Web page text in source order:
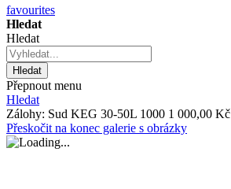
favourites
Hledat
Hledat
Hledat
Přepnout menu
Hledat
Zálohy: Sud KEG 30-50L 1000 1 000,00 Kč
Přeskočit na konec galerie s obrázky